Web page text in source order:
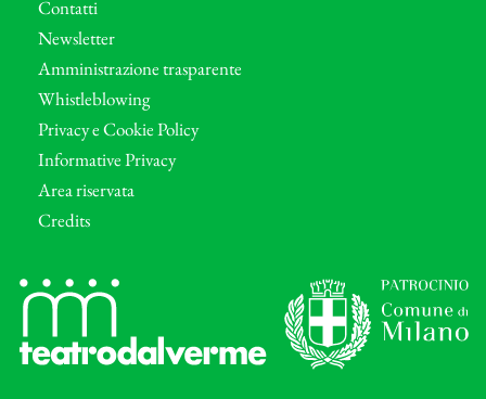
Contatti
Newsletter
Amministrazione trasparente
Whistleblowing
Privacy e Cookie Policy
Informative Privacy
Area riservata
Credits